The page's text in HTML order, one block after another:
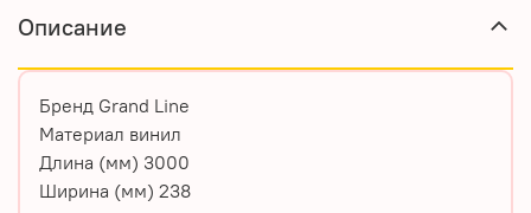
Описание
Бренд Grand Line
Материал винил
Длина (мм) 3000
Ширина (мм) 238